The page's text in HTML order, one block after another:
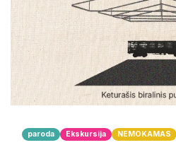
paroda Ekskursija NEMOKAMAS